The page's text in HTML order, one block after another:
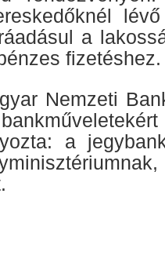
a
fizetéshez.
Nemzeti
a